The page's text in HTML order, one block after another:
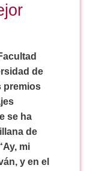
de
premios
se ha
de
mi
y en el